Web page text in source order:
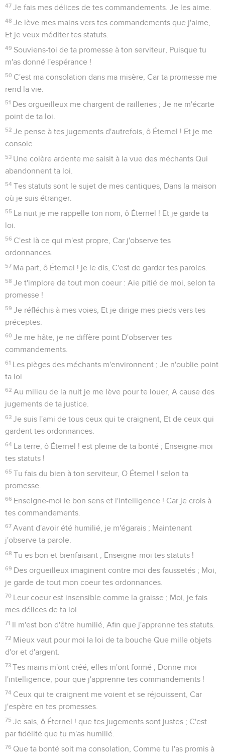
47 Je fais mes délices de tes commandements. Je les aime.
48 Je lève mes mains vers tes commandements que j'aime,
Et je veux méditer tes statuts.
49 Souviens-toi de ta promesse à ton serviteur, Puisque tu
m'as donné l'espérance !
50 C'est ma consolation dans ma misère, Car ta promesse me
rend la vie.
51 Des orgueilleux me chargent de railleries ; Je ne m'écarte
point de ta loi.
52 Je pense à tes jugements d'autrefois, ô Éternel ! Et je me
console.
53 Une colère ardente me saisit à la vue des méchants Qui
abandonnent ta loi.
54 Tes statuts sont le sujet de mes cantiques, Dans la maison
où je suis étranger.
55 La nuit je me rappelle ton nom, ô Éternel ! Et je garde ta
loi.
56 C'est là ce qui m'est propre, Car j'observe tes
ordonnances.
57 Ma part, ô Éternel ! je le dis, C'est de garder tes paroles.
58 Je t'implore de tout mon coeur : Aie pitié de moi, selon ta
promesse !
59 Je réfléchis à mes voies, Et je dirige mes pieds vers tes
préceptes.
60 Je me hâte, je ne diffère point D'observer tes
commandements.
61 Les pièges des méchants m'environnent ; Je n'oublie point
ta loi.
62 Au milieu de la nuit je me lève pour te louer, A cause des
jugements de ta justice.
63 Je suis l'ami de tous ceux qui te craignent, Et de ceux qui
gardent tes ordonnances.
64 La terre, ô Éternel ! est pleine de ta bonté ; Enseigne-moi
tes statuts !
65 Tu fais du bien à ton serviteur, O Éternel ! selon ta
promesse.
66 Enseigne-moi le bon sens et l'intelligence ! Car je crois à
tes commandements.
67 Avant d'avoir été humilié, je m'égarais ; Maintenant
j'observe ta parole.
68 Tu es bon et bienfaisant ; Enseigne-moi tes statuts !
69 Des orgueilleux imaginent contre moi des faussetés ; Moi,
je garde de tout mon coeur tes ordonnances.
70 Leur coeur est insensible comme la graisse ; Moi, je fais
mes délices de ta loi.
71 Il m'est bon d'être humilié, Afin que j'apprenne tes statuts.
72 Mieux vaut pour moi la loi de ta bouche Que mille objets
d'or et d'argent.
73 Tes mains m'ont créé, elles m'ont formé ; Donne-moi
l'intelligence, pour que j'apprenne tes commandements !
74 Ceux qui te craignent me voient et se réjouissent, Car
j'espère en tes promesses.
75 Je sais, ô Éternel ! que tes jugements sont justes ; C'est
par fidélité que tu m'as humilié.
76 Que ta bonté soit ma consolation, Comme tu l'as promis à